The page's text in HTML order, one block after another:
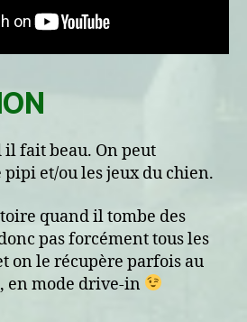
il fait beau. On peut
et/ou les jeux du chien.
quand il tombe des
pas forcément tous les
on le récupère parfois au
en mode drive-in